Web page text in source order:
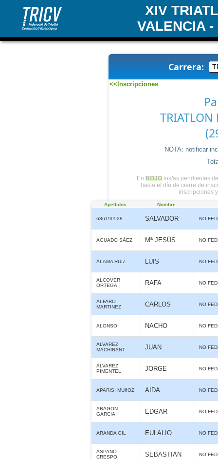
XIV
VALENCIA -
Carrera:
<<Inscripciones
TRIATLON
NOTA: notificar
EnROJO los/as pendientes
hasta el día de cierre de
inscripciones
Apellidos Nombre
636190528 SALVADOR NO
AGUADO SÁEZ Mª JESÚS NO
ALAMA RUIZ LUIS NO
ALCOVER
ORTEGA
RAFA NO
ALFARO
MARTINEZ
CARLOS NO
ALONSO NACHO NO
ALVAREZ
MACHIRANT
JUAN NO
ALVAREZ
PIMENTEL
JORGE NO
APARISI MUñOZ AIDA NO
ARAGON
GARCIA
EDGAR NO
ARANDA GIL EULALIO NO
ASPANO
CRESPO
SEBASTIAN NO